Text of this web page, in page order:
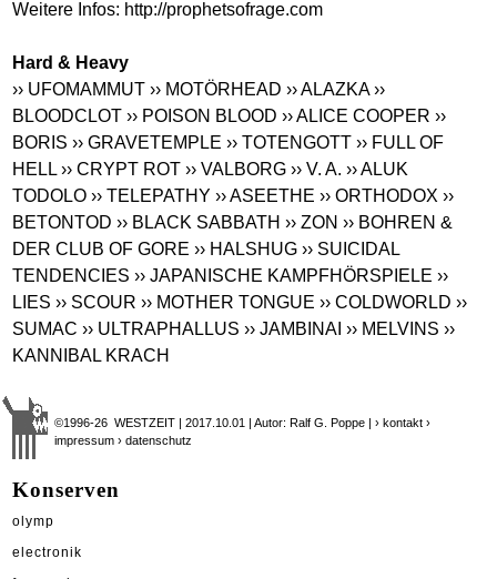
Weitere Infos: http://prophetsofrage.com
Hard & Heavy
›› UFOMAMMUT ›› MOTÖRHEAD ›› ALAZKA ››
BLOODCLOT ›› POISON BLOOD ›› ALICE COOPER ››
BORIS ›› GRAVETEMPLE ›› TOTENGOTT ›› FULL OF
HELL ›› CRYPT ROT ›› VALBORG ›› V. A. ›› ALUK
TODOLO ›› TELEPATHY ›› ASEETHE ›› ORTHODOX ››
BETONTOD ›› BLACK SABBATH ›› ZON ›› BOHREN &
DER CLUB OF GORE ›› HALSHUG ›› SUICIDAL
TENDENCIES ›› JAPANISCHE KAMPFHÖRSPIELE ››
LIES ›› SCOUR ›› MOTHER TONGUE ›› COLDWORLD ››
SUMAC ›› ULTRAPHALLUS ›› JAMBINAI ›› MELVINS ››
KANNIBAL KRACH
©1996-26 WESTZEIT | 2017.10.01 | Autor: Ralf G. Poppe |› kontakt ›
impressum › datenschutz
Konserven
olymp
electronik